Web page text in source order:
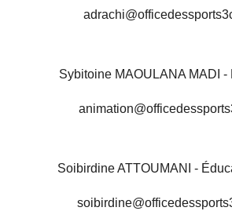
Sybitoine MAOULANA MADI -
Soibirdine ATTOUMANI -